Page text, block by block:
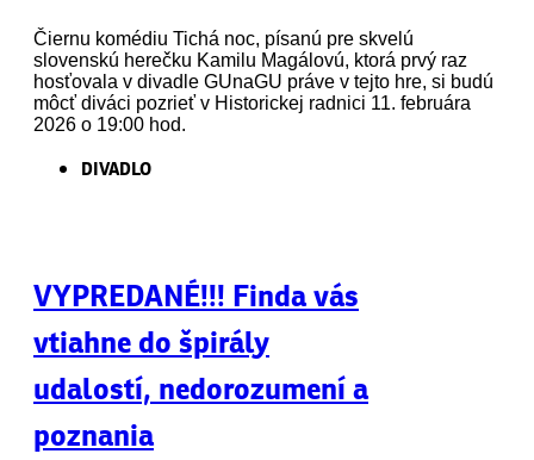
Čiernu komédiu Tichá noc, písanú pre skvelú
slovenskú herečku Kamilu Magálovú, ktorá prvý raz
hosťovala v divadle GUnaGU práve v tejto hre, si budú
môcť diváci pozrieť v Historickej radnici 11. februára
2026 o 19:00 hod.
DIVADLO
VYPREDANÉ!!! Finda vás
vtiahne do špirály
udalostí, nedorozumení a
poznania